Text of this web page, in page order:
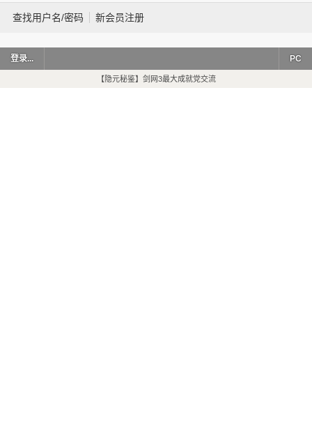
查找用户名/密码 新会员注册
登录... PC
【隐元秘鉴】剑网3最大成就党交流